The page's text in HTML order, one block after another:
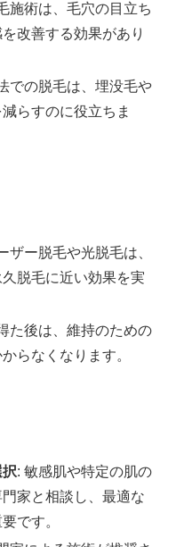
施術は、毛穴の目立ち
改善する効果があり
での脱毛は、埋没毛や
らすのに役立ちま
ザー脱毛や光脱毛は、
脱毛に近い効果を実
た後は、維持のための
らなくなります。
: 敏感肌や特定の肌の
家と相談し、最適な
です。